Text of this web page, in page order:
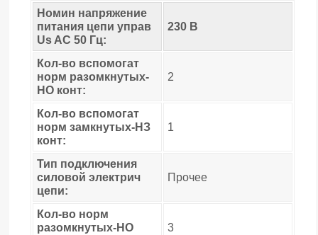
Номин напряжение
питания цепи управ
Us AC 50 Гц:
230 В
Кол-во вспомогат
норм разомкнутых-
НО конт:
2
Кол-во вспомогат
норм замкнутых-НЗ
конт:
1
Тип подключения
силовой электрич
цепи:
Прочее
Кол-во норм
разомкнутых-НО
3